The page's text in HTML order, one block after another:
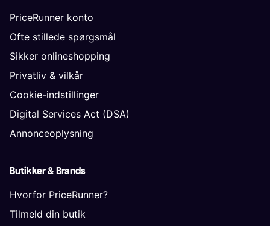
PriceRunner konto
Ofte stillede spørgsmål
Sikker onlineshopping
Privatliv & vilkår
Cookie-indstillinger
Digital Services Act (DSA)
Annonceoplysning
Butikker & Brands
Hvorfor PriceRunner?
Tilmeld din butik